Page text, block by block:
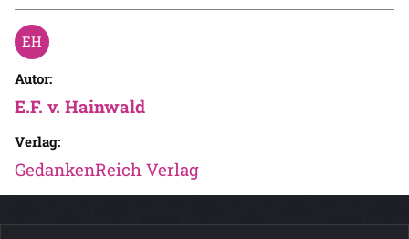
Autor:
E.F. v. Hainwald
Verlag:
GedankenReich Verlag